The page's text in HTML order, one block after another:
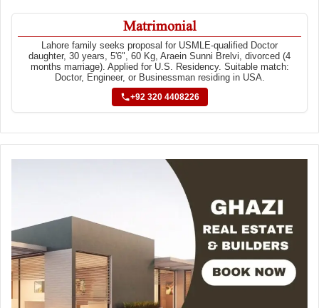
Matrimonial
Lahore family seeks proposal for USMLE-qualified Doctor
daughter, 30 years, 5'6", 60 Kg, Araein Sunni Brelvi, divorced (4
months marriage). Applied for U.S. Residency. Suitable match:
Doctor, Engineer, or Businessman residing in USA.
+92 320 4408226